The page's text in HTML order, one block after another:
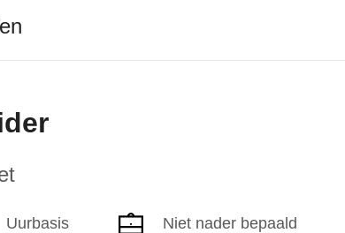
Uurbasis Niet nader bepaald